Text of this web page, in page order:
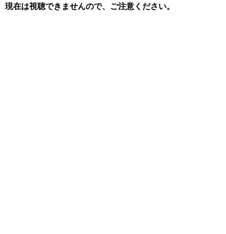
現在は視聴できませんので、ご注意ください。